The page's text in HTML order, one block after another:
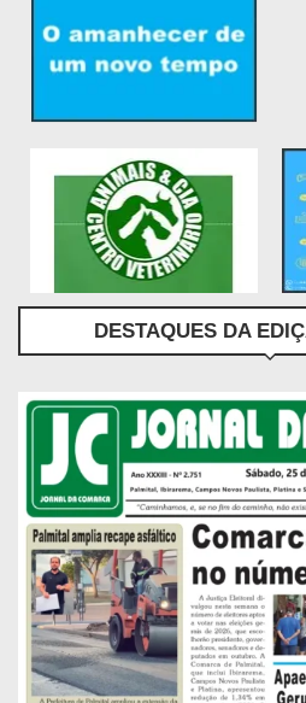
DESTAQUES DA